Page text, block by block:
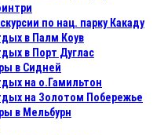
по нац. парку Какаду
в Палм Коув
в Порт Дуглас
в Сидней
на о.Гамильтон
на Золотом Побережье
в Мельбурн